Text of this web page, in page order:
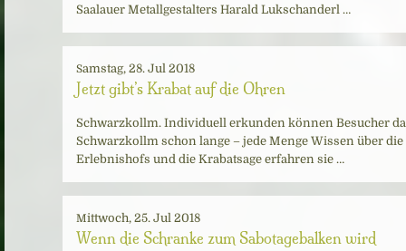
Saalauer Metallgestalters Harald Lukschanderl …
Samstag, 28. Jul 2018
Jetzt gibt’s Krabat auf die Ohren
Schwarzkollm. Individuell erkunden können Besucher
Schwarzkollm schon lange – jede Menge Wissen über
Erlebnishofs und die Krabatsage erfahren sie …
Mittwoch, 25. Jul 2018
Wenn die Schranke zum Sabotagebalken wird